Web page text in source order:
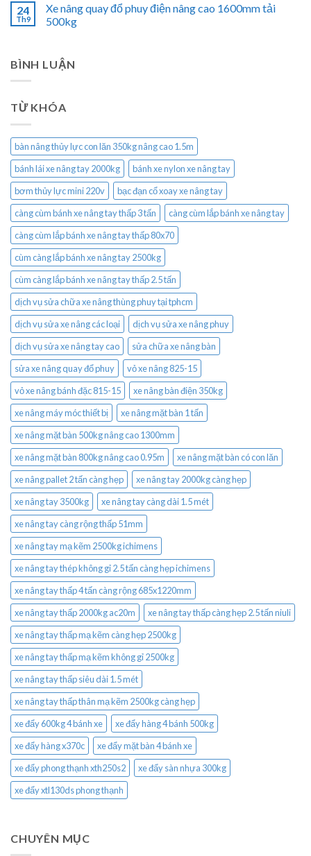
24
Th9
Xe nâng quay đổ phuy điện nâng cao 1600mm tải
500kg
BÌNH LUẬN
TỪ KHÓA
bàn nâng thủy lực con lăn 350kg nâng cao 1.5m
bánh lái xe nâng tay 2000kg
bánh xe nylon xe nâng tay
bơm thủy lực mini 220v
bạc đạn cổ xoay xe nâng tay
càng cùm bánh xe nâng tay thấp 3 tấn
càng cùm lắp bánh xe nâng tay
càng cùm lắp bánh xe nâng tay thấp 80x70
cùm càng lắp bánh xe nâng tay 2500kg
cùm càng lắp bánh xe nâng tay thấp 2.5 tấn
dịch vụ sửa chữa xe nâng thùng phuy tại tphcm
dịch vụ sửa xe nâng các loại
dịch vụ sửa xe nâng phuy
dịch vụ sửa xe nâng tay cao
sửa chữa xe nâng bàn
sửa xe nâng quay đổ phuy
vỏ xe nâng 825-15
vỏ xe nâng bánh đặc 815-15
xe nâng bàn điện 350kg
xe nâng máy móc thiết bị
xe nâng mặt bàn 1 tấn
xe nâng mặt bàn 500kg nâng cao 1300mm
xe nâng mặt bàn 800kg nâng cao 0.95m
xe nâng mặt bàn có con lăn
xe nâng pallet 2 tấn càng hẹp
xe nâng tay 2000kg càng hẹp
xe nâng tay 3500kg
xe nâng tay càng dài 1.5 mét
xe nâng tay càng rộng thấp 51mm
xe nâng tay mạ kẽm 2500kg ichimens
xe nâng tay thép không gỉ 2.5 tấn càng hẹp ichimens
xe nâng tay thấp 4 tấn càng rộng 685x1220mm
xe nâng tay thấp 2000kg ac20m
xe nâng tay thấp càng hẹp 2.5 tấn niuli
xe nâng tay thấp mạ kẽm càng hẹp 2500kg
xe nâng tay thấp mạ kẽm không gỉ 2500kg
xe nâng tay thấp siêu dài 1.5 mét
xe nâng tay thấp thân mạ kẽm 2500kg càng hẹp
xe đẩy 600kg 4 bánh xe
xe đẩy hàng 4 bánh 500kg
xe đẩy hàng x370c
xe đẩy mặt bàn 4 bánh xe
xe đẩy phong thạnh xth250s2
xe đẩy sàn nhựa 300kg
xe đẩy xtl130ds phong thạnh
CHUYÊN MỤC